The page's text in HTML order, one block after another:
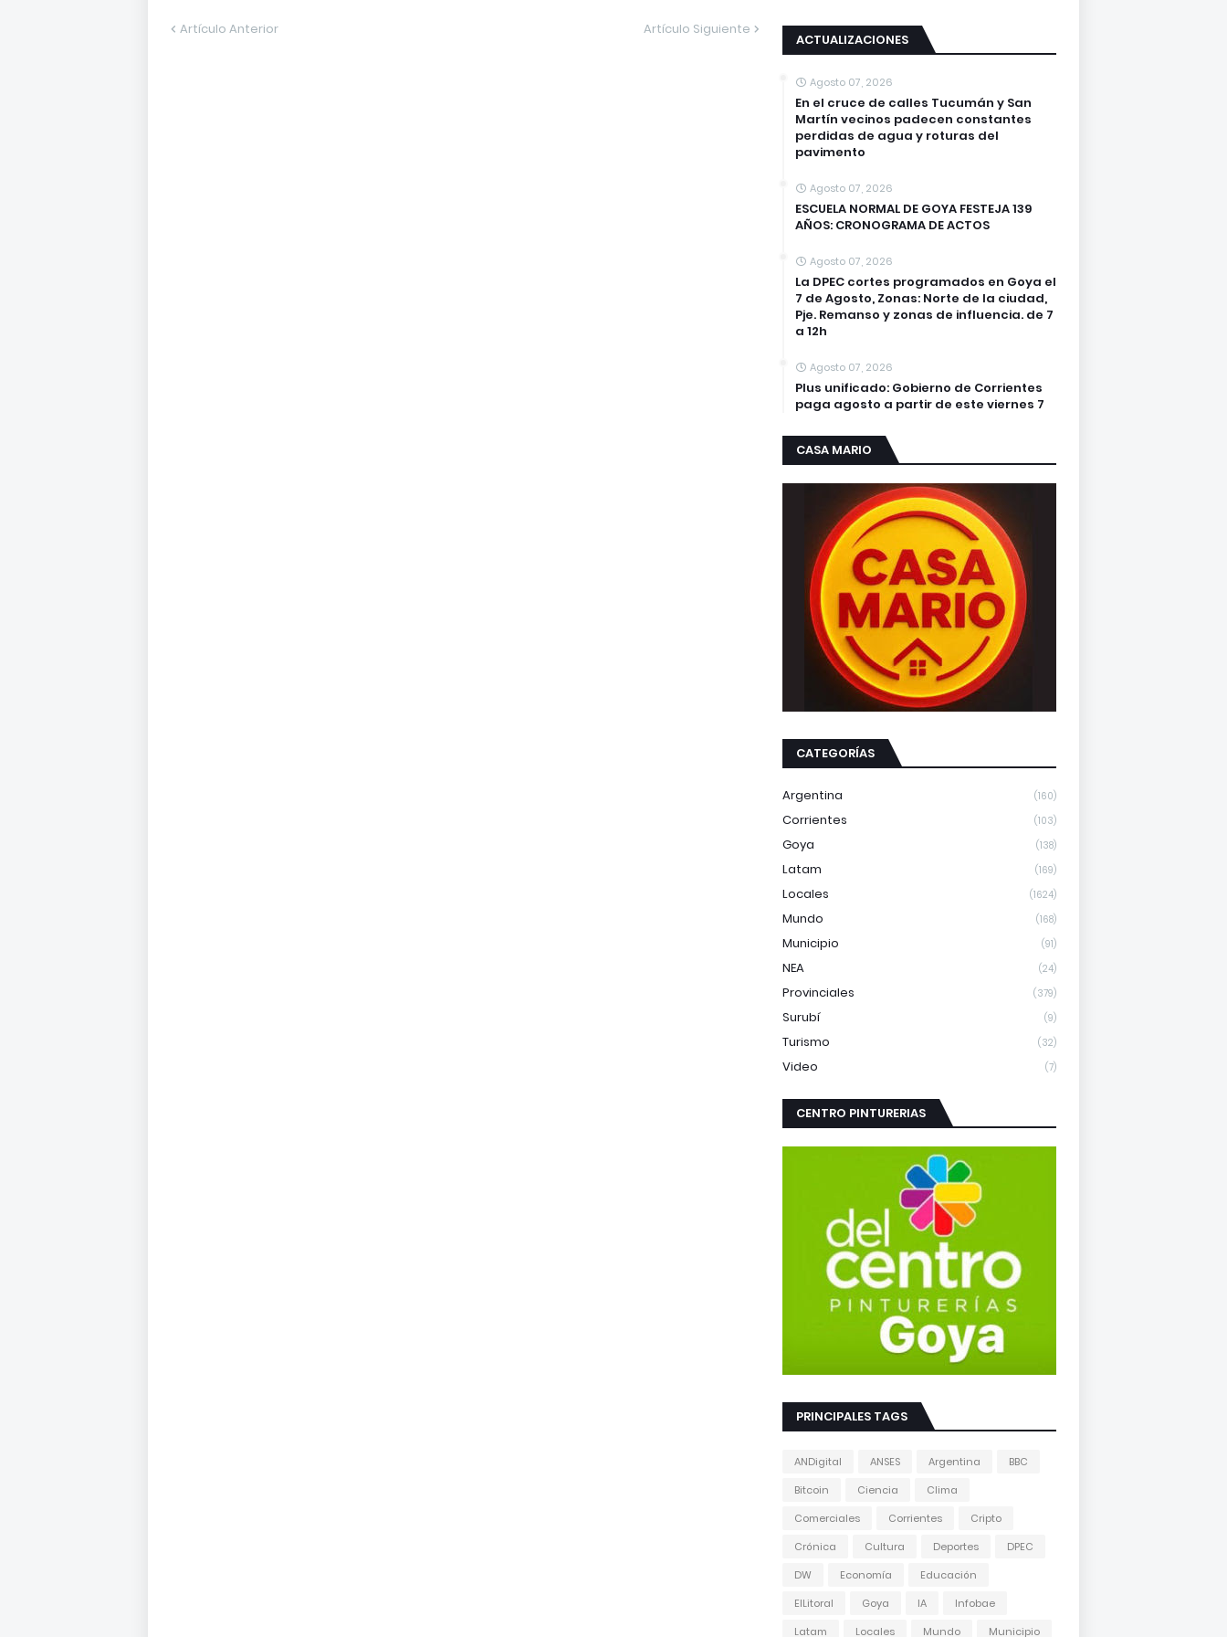
Artículo Anterior Artículo Siguiente
ACTUALIZACIONES
Agosto 07, 2026
En el cruce de calles Tucumán y San
Martín vecinos padecen constantes
perdidas de agua y roturas del
pavimento
Agosto 07, 2026
ESCUELA NORMAL DE GOYA FESTEJA 139
AÑOS: CRONOGRAMA DE ACTOS
Agosto 07, 2026
La DPEC cortes programados en Goya el
7 de Agosto, Zonas: Norte de la ciudad,
Pje. Remanso y zonas de influencia. de 7
a 12h
Agosto 07, 2026
Plus unificado: Gobierno de Corrientes
paga agosto a partir de este viernes 7
CASA MARIO
CATEGORÍAS
Argentina (160)
Corrientes (103)
Goya (138)
Latam (169)
Locales (1624)
Mundo (168)
Municipio (91)
NEA (24)
Provinciales (379)
Surubí (9)
Turismo (32)
Video (7)
CENTRO PINTURERIAS
PRINCIPALES TAGS
ANDigital ANSES Argentina
BBC
Bitcoin
Ciencia
Clima
Comerciales
Corrientes
Cripto
Crónica
Cultura Deportes
DPEC
DW
Economía
Educación
ElLitoral
Goya IA
Infobae
Latam
Locales Mundo Municipio